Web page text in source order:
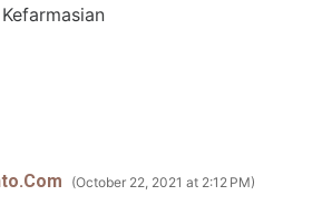
October 22, 2021 at 2:12 PM